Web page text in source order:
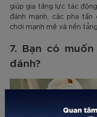
giúp gia tăng lực tác
đánh mạnh, các pha
chơi mạnh mẽ và nền
7. Bạn có
đánh?